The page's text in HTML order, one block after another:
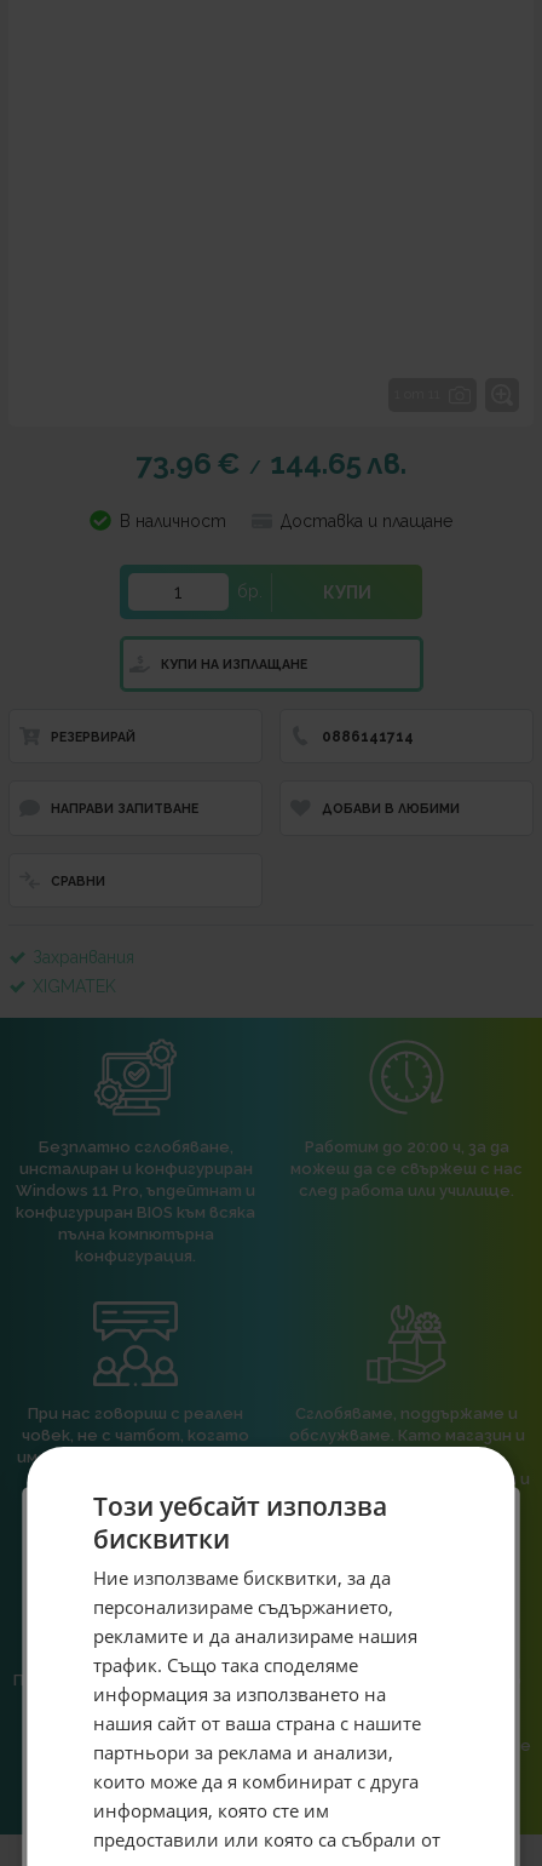
73.96 € / 144.65лв.
В наличност Доставка и плащане
бр. КУПИ
КУПИ НА ИЗПЛАЩАНЕ
РЕЗЕРВИРАЙ 0886141714
НАПРАВИ ЗАПИТВАНЕ ДОБАВИ В ЛЮБИМИ
СРАВНИ
Захранвания
XIGMATEK
Безплатно сглобяване,
инсталиран и конфигуриран
Windows 11 Pro, ъпдейтнат и
конфигуриран BIOS към всяка
пълна компютърна
конфигурация.
Работим до 20:00 ч, за да
можеш да се свържеш с нас
след работа или училище.
При нас говориш с реален
човек, не с чатбот, когато
имаш нужда от консултация
Сглобяваме, поддържаме и
обслужваме. Като магазин и
сервиз на едно място
гарантираме бърза реакция и
познаване на твоята
Предлагаме различни методи
на плащане, включително
възможност за плащане с
криптовалута.
Ние сме малък екип и точно
затова поемаме лична
отговорност за всяка
поръчка. Ако има проблем – не
го прехвърляме, а го
решаваме.
Този уебсайт използва
бисквитки
Ние използваме бисквитки, за да
персонализираме съдържанието,
рекламите и да анализираме нашия
трафик. Също така споделяме
информация за използването на
нашия сайт от ваша страна с нашите
партньори за реклама и анализи,
които може да я комбинират с друга
информация, която сте им
предоставили или която са събрали от
Специален подарък за
теб!
Абонирай се за ексклузивни седмични оферти и
специални предложения само за теб като
въведеш само email адрес и получи отстъпка от
първата ти поръчка.
Email